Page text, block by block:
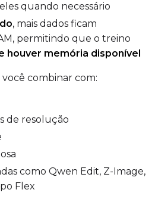
quando necessário
, mais dados ficam
permitindo que o treino
houver memória disponível
combinar com:
de resolução
como Qwen Edit, Z-Image,
Flex